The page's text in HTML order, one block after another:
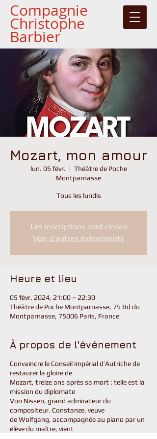
Compagnie
Christophe
Barbier
Mozart, mon amour
lun. 05 févr.
  |
Théâtre de Poche
Montparnasse
Tous les lundis
Les inscriptions sont closes
Voir d'autres événements
Heure et lieu
05 févr. 2024, 21:00 – 22:30
Théâtre de Poche Montparnasse, 75 Bd du
Montparnasse, 75006 Paris, France
À propos de l'événement
Convaincre le Conseil impérial d’Autriche de
restaurer la gloire de
Mozart, treize ans après sa mort : telle est la
mission du diplomate
Von Nissen, grand admirateur du
compositeur. Constanze, veuve
de Wolfgang, accompagnée au piano par un
élève du maître, vient